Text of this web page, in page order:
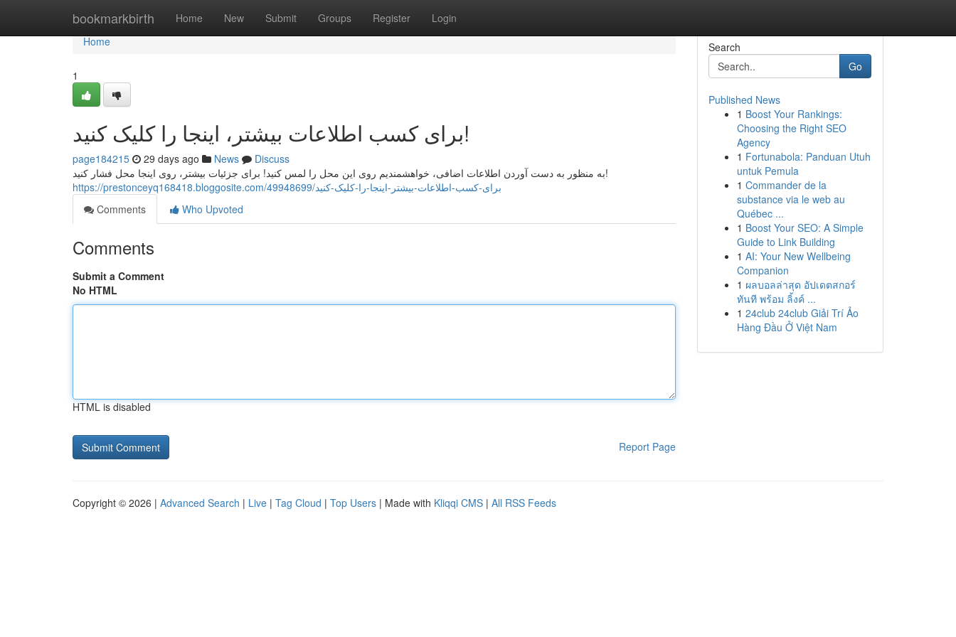
bookmarkbirth Home New Submit Groups Register Login
Home
Home
1
برای کسب اطلاعات بیشتر، اینجا را کلیک کنید!
page184215 29 days ago News
Discuss
به منظور به دست آوردن اطلاعات اضافی، خواهشمندیم روی این محل را لمس کنید! برای جزئیات بیشتر، روی اینجا محل فشار کنید!
https://prestonceyq168418.bloggosite.com/49948699/برای-کسب-اطلاعات-بیشتر-اینجا-را-کلیک-کنید
Comments
Who Upvoted
Comments
Submit a Comment
No HTML
HTML is disabled
Report Page
Search
Go
Published News
1 Boost Your Rankings:
Choosing the Right SEO
Agency
1 Fortunabola: Panduan Utuh
untuk Pemula
1 Commander de la
substance via le web au
Québec ...
1 Boost Your SEO: A Simple
Guide to Link Building
1 AI: Your New Wellbeing
Companion
1 ผลบอลล่าสุด อัปเดตสกอร์
ทันที พร้อม ลิ้งค์ ...
1 24club 24club Giải Trí Ảo
Hàng Đầu Ở Việt Nam
Copyright © 2026 | Advanced Search | Live | Tag Cloud | Top Users | Made with Kliqqi CMS | All RSS Feeds